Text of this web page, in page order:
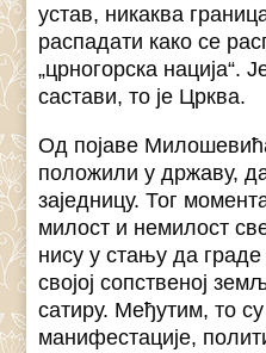
устав, никаква
распадати како се
„црногорска нација“.
састави, то је Црква.
Од појаве
положили у државу,
заједницу. Тог
милост и немилост
нису у стању да граде
својој сопственој
сатиру. Међутим, то
манифестације,